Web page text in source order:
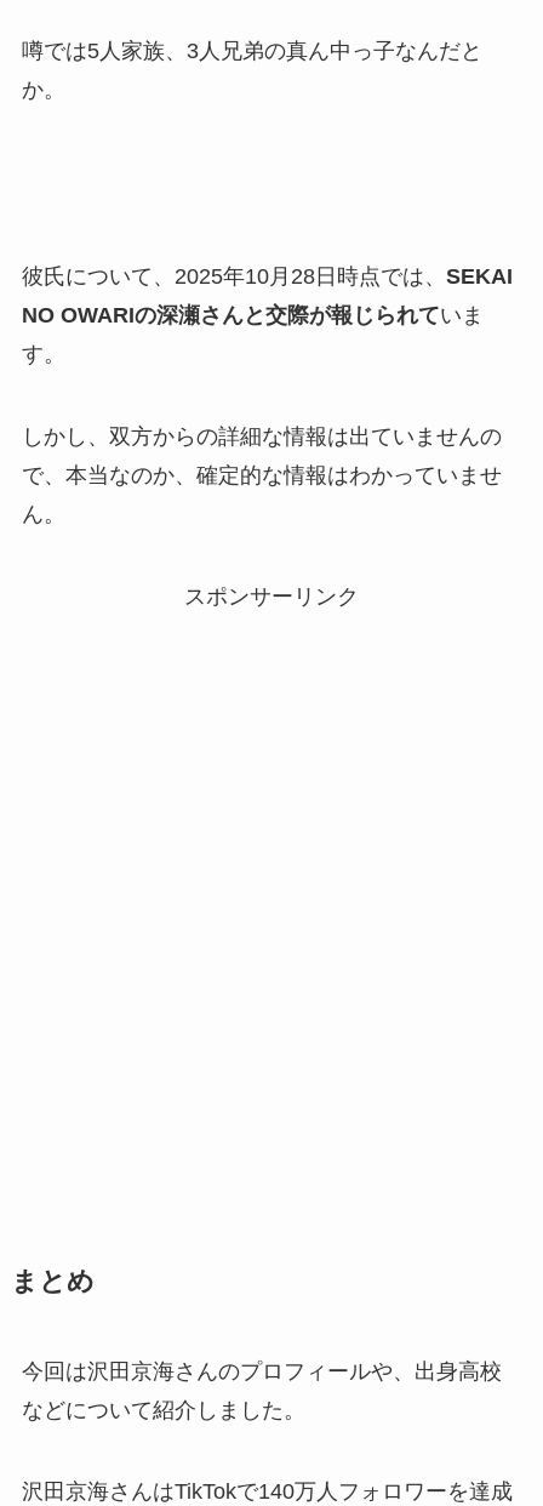
噂では5人家族、3人兄弟の真ん中っ子なんだと
か。
彼氏について、2025年10月28日時点では、 SEKAI
NO OWARIの深瀬さんと交際が報じられていま
す。
しかし、双方からの詳細な情報は出ていませんの
で、本当なのか、確定的な情報はわかっていませ
ん。
スポンサーリンク
まとめ
今回は沢田京海さんのプロフィールや、出身高校
などについて紹介しました。
沢田京海さんはTikTokで140万人フォロワーを達成